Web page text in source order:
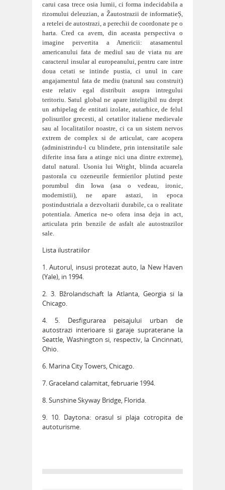
carui casa trece osia lumii, ci forma indecidabila a
rizomului deleuzian, a Žautostrazii de informatieȘ,
a retelei de autostrazi, a perechii de coordonate pe o
harta. Cred ca avem, din aceasta perspectiva o
imagine pervertita a Americii: atasamentul
americanului fata de mediul sau de viata nu are
caracterul insular al europeanului, pentru care intre
doua cetati se intinde pustia, ci unul in care
angajamentul fata de mediu (natural sau construit)
este relativ egal distribuit asupra intregului
teritoriu. Satul global ne apare inteligibil nu drept
un arhipelag de entitati izolate, autarhice, de felul
polisurilor grecesti, al cetatilor italiene medievale
sau al localitatilor noastre, ci ca un sistem nervos
extrem de complex si de articulat, care acopera
(administrindu-l cu blindete, prin intensitatile sale
diferite insa fara a atinge nici una dintre extreme),
datul natural. Usonia lui Wright, blinda acuarela
pastorala cu ozeneurile fermierilor plutind peste
porumbul din Iowa (asa o vedeau, ironic,
modernistii), ne apare astazi, in epoca
postindustriala a dezvoltarii durabile, ca o realitate
potentiala. America ne-o ofera insa deja in act,
articulata prin benzile de asfalt ale autostrazilor
sale.
Lista ilustratiilor
1. Autorul, insusi protezat auto, la New Haven
(Yale), in 1994.
2. 3. Bžrolandschaft la Atlanta, Georgia si la
Chicago.
4. 5. Desfigurarea peisajului urban de
autostrazi interioare si garaje supraterane la
Seattle, Washington si, respectiv, la Cincinnati,
Ohio.
6. Marina City Towers, Chicago.
7. Graceland calamitat, februarie 1994.
8. Sunshine Skyway Bridge, Florida.
9. 10. Daytona: orasul si plaja cotropita de
autoturisme.